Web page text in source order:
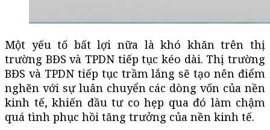
Một yếu tố bất lợi nữa là khó khăn trên thị
trường BĐS và TPDN tiếp tục kéo dài. Thị trường
BĐS và TPDN tiếp tục trầm lắng sẽ tạo nên điểm
nghẽn với sự luân chuyển các dòng vốn của nền
kinh tế, khiến đầu tư co hẹp qua đó làm chậm
quá tình phục hồi tăng trưởng của nền kinh tế.